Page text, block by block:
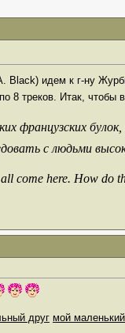
Black) идем к г-ну
8 треков. Итак,
французских
с людьми
come here. How do
друг мой